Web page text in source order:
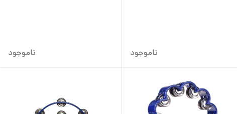
ناموجود ناموجود